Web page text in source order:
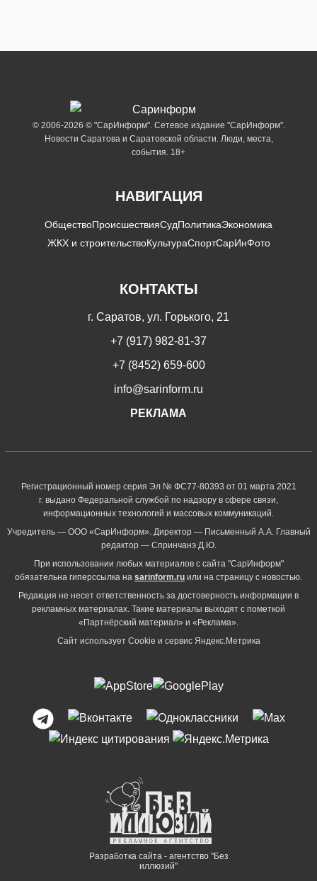
© 2006-2026 © "СарИнформ". Сетевое издание "СарИнформ".
Новости Саратова и Саратовской области. Люди, места,
события. 18+
НАВИГАЦИЯ
ОбществоПроисшествияСудПолитикаЭкономика
ЖКХ и строительствоКультураСпортСарИнФото
КОНТАКТЫ
г. Саратов, ул. Горького, 21
+7 (917) 982-81-37
+7 (8452) 659-600
info@sarinform.ru
РЕКЛАМА
Регистрационный номер серия Эл № ФС77-80393 от 01 марта 2021
г. выдано Федеральной службой по надзору в сфере связи,
информационных технологий и массовых коммуникаций.
Учредитель — ООО «СарИнформ». Директор — Письменный А.А. Главный
редактор — Спринчанэ Д.Ю.
При использовании любых материалов с сайта "СарИнформ"
обязательна гиперссылка на sarinform.ru или на страницу с новостью.
Редакция не несет ответственность за достоверность информации в
рекламных материалах. Такие материалы выходят с пометкой
«Партнёрский материал» и «Реклама».
Сайт использует Cookie и сервиc Яндекс.Метрика
Разработка сайта - агентство "Без
иллюзий"